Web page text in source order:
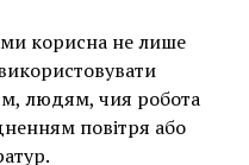
корисна не лише
людям, чия робота
повітря або